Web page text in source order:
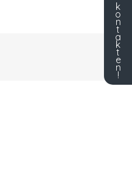
k
o
n
t
a
k
t
e
n
!